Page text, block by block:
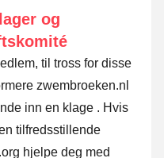
og
til tross for disse
zwembroeken.nl
inn en klage . Hvis
tilfredsstillende
hjelpe deg med